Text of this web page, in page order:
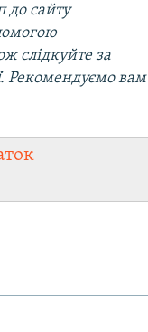
до сайту
слідкуйте за
. Рекомендуємо вам